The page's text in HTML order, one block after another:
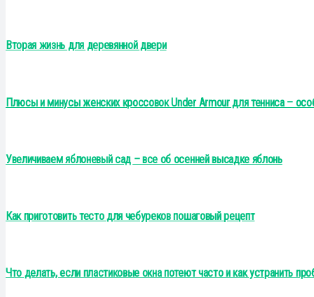
Вторая жизнь для деревянной двери
Плюсы и минусы женских кроссовок Under Armour для тенниса –
Увеличиваем яблоневый сад – все об осенней высадке яблонь
Как приготовить тесто для чебуреков пошаговый рецепт
Что делать, если пластиковые окна потеют часто и как устранить